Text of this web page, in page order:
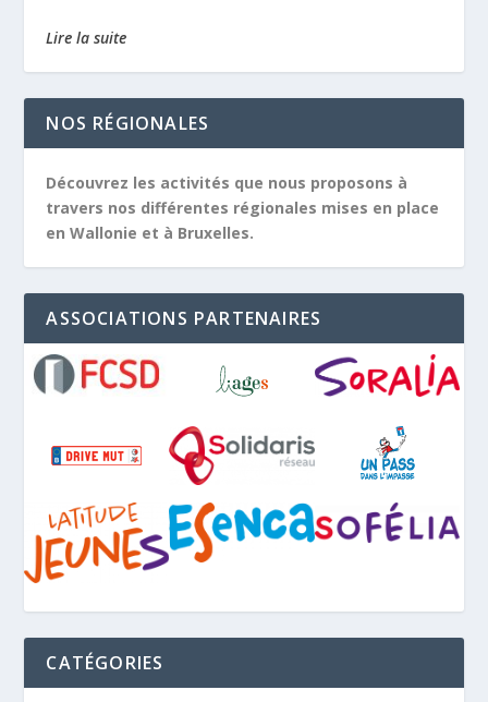
Lire la suite
NOS RÉGIONALES
Découvrez les activités que nous proposons à
travers nos différentes régionales mises en place
en Wallonie et à Bruxelles.
ASSOCIATIONS PARTENAIRES
CATÉGORIES